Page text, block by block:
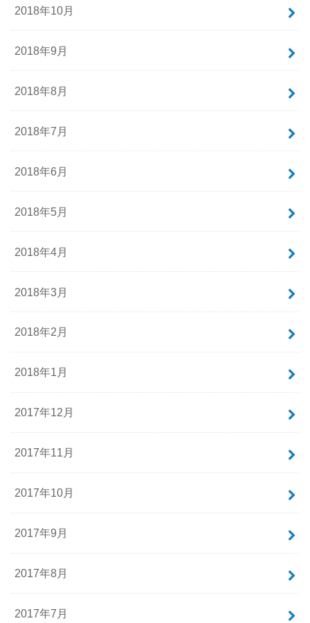
2018年10月
2018年9月
2018年8月
2018年7月
2018年6月
2018年5月
2018年4月
2018年3月
2018年2月
2018年1月
2017年12月
2017年11月
2017年10月
2017年9月
2017年8月
2017年7月